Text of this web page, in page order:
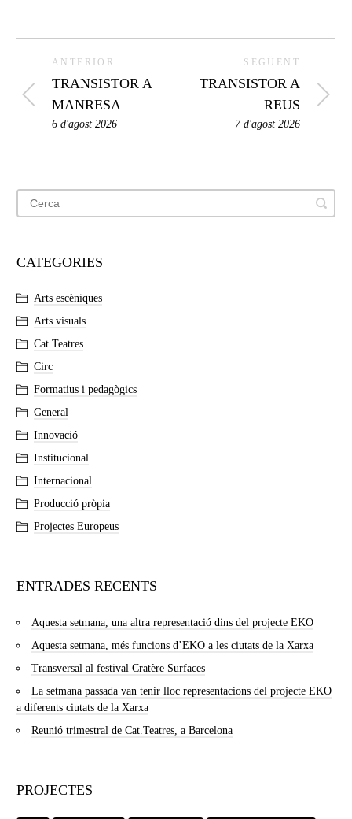
ANTERIOR
TRANSISTOR A
MANRESA
6 d'agost 2026
SEGÜENT
TRANSISTOR A
REUS
7 d'agost 2026
CATEGORIES
Arts escèniques
Arts visuals
Cat.Teatres
Circ
Formatius i pedagògics
General
Innovació
Institucional
Internacional
Producció pròpia
Projectes Europeus
ENTRADES RECENTS
Aquesta setmana, una altra representació dins del projecte EKO
Aquesta setmana, més funcions d’EKO a les ciutats de la Xarxa
Transversal al festival Cratère Surfaces
La setmana passada van tenir lloc representacions del projecte EKO
a diferents ciutats de la Xarxa
Reunió trimestral de Cat.Teatres, a Barcelona
PROJECTES